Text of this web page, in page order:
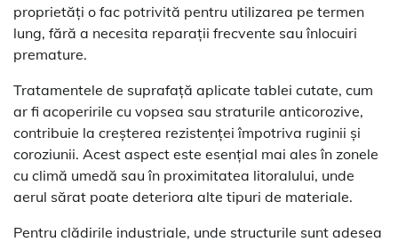
proprietăți o fac potrivită pentru utilizarea pe termen
lung, fără a necesita reparații frecvente sau înlocuiri
premature.
Tratamentele de suprafață aplicate tablei cutate, cum
ar fi acoperirile cu vopsea sau straturile anticorozive,
contribuie la creșterea rezistenței împotriva ruginii și
coroziunii. Acest aspect este esențial mai ales în zonele
cu climă umedă sau în proximitatea litoralului, unde
aerul sărat poate deteriora alte tipuri de materiale.
Pentru clădirile industriale, unde structurile sunt adesea